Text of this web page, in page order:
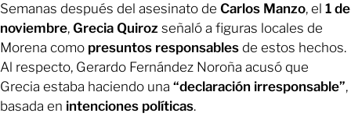
Semanas después del asesinato de Carlos Manzo, el 1 de
noviembre, Grecia Quiroz señaló a figuras locales de
Morena como presuntos responsables de estos hechos.
Al respecto, Gerardo Fernández Noroña acusó que
Grecia estaba haciendo una “declaración irresponsable”,
basada en intenciones políticas.